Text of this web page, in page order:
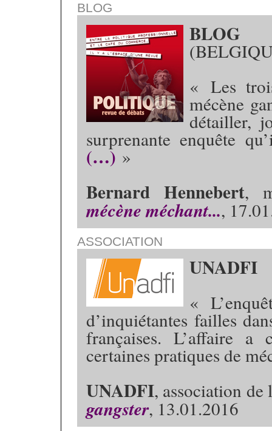
BLOG
BLOG
« Les
mécène
détailler,
surprenante enquête
(…) »
Bernard Hennebert,
mécène méchant...,
ASSOCIATION
UNADFI
«
d’inquiétantes failles
françaises. L’affaire
certaines pratiques de
UNADFI, association de
gangster, 13.01.2016